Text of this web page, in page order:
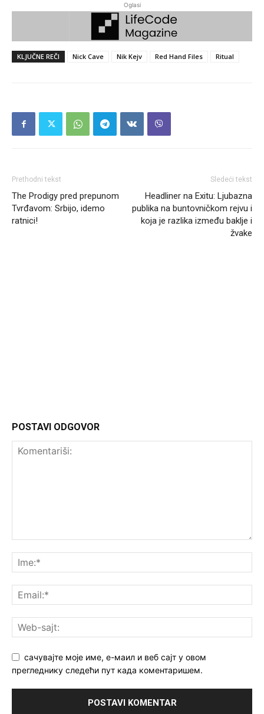
Oglasi
KLJUČNE REČI Nick Cave Nik Kejv Red Hand Files Ritual
Prethodni tekst
The Prodigy pred prepunom
Tvrđavom: Srbijo, idemo
ratnici!
Sledeći tekst
Headliner na Exitu: Ljubazna
publika na buntovničkom rejvu i
koja je razlika između baklje i
žvake
POSTAVI ODGOVOR
сачувајте моје име, е-маил и веб сајт у овом
прегледнику следећи пут када коментаришем.